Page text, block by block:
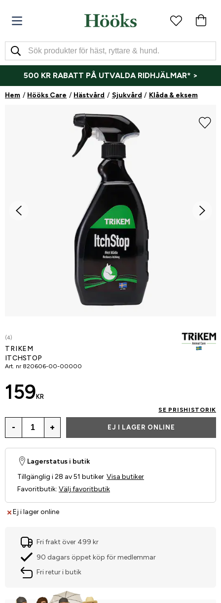
500 KR RABATT PÅ UTVALDA RIDHJÄLMAR* >
Hem Hööks Care Hästvård Sjukvård Klåda & eksem
(4)
TRIKEM
ITCHSTOP
Art. nr 820606-00-00000
159 KR
SE PRISHISTORIK
- + EJ I LAGER ONLINE
Ej i lager online
Lagerstatus i butik
Tillgänglig i 28 av 51 butiker Visa butiker
Favoritbutik: Välj favoritbutik
Fri frakt över 499 kr
90 dagars öppet köp för medlemmar
Fri retur i butik